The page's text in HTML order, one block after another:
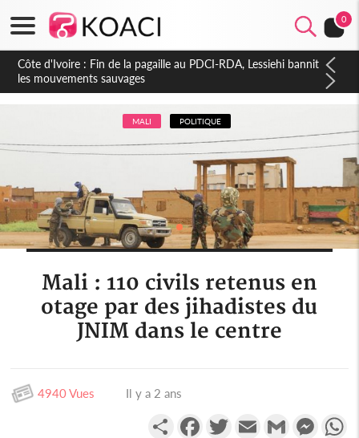
0
Côte d'Ivoire : Ouattara promet des sanctions contre les
déguerpissements illégaux
MALI POLITIQUE
Mali : 110 civils retenus en
otage par des jihadistes du
JNIM dans le centre
4940 Vues Il y a 2 ans
PartagerFacebookTwitterEmail Gmail